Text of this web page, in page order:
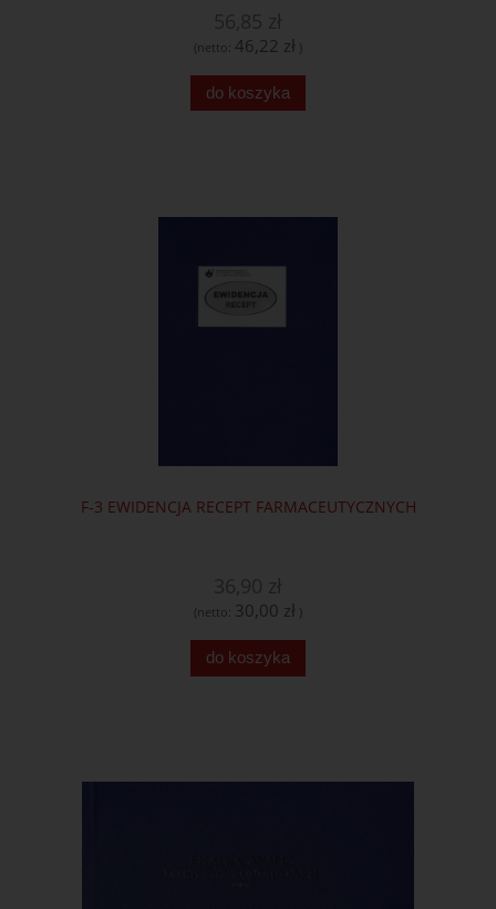
(netto: 46,22 zł )
do koszyka
F-3 EWIDENCJA RECEPT FARMACEUTYCZNYCH
(netto: 30,00 zł )
do koszyka